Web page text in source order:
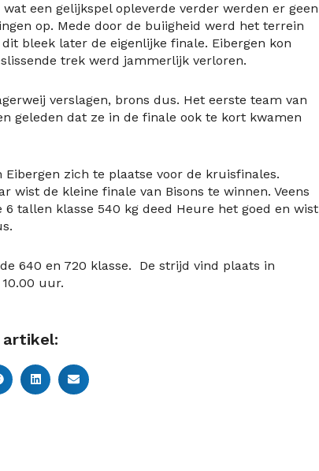
een gelijkspel opleverde verder werden er geen
op. Mede door de buiigheid werd het terrein
bleek later de eigenlijke finale. Eibergen kon
trek werd jammerlijk verloren.
verslagen, brons dus. Het eerste team van
geleden dat ze in de finale ook te kort kwamen
Eibergen zich te plaatse voor de kruisfinales.
wist de kleine finale van Bisons te winnen. Veens
6 tallen klasse 540 kg deed Heure het goed en wist
640 en 720 klasse. De strijd vind plaats in
uur.
artikel: